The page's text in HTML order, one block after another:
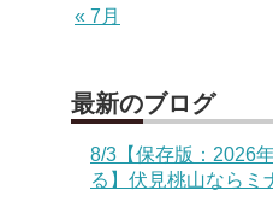
« 7月
最新のブログ
8/3【保存版：2026
る】伏見桃山ならミ